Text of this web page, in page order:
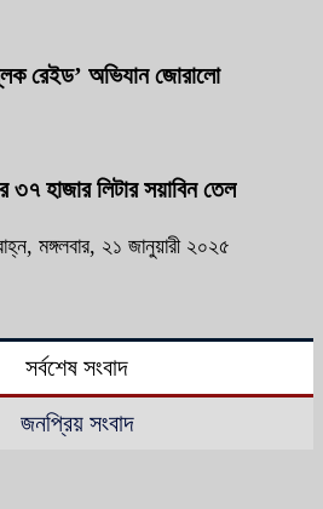
রেইড’ অভিযান জোরালো
৩৭ হাজার লিটার সয়াবিন তেল
মঙ্গলবার, ২১ জানুয়ারী ২০২৫
সর্বশেষ সংবাদ
জনপ্রিয় সংবাদ